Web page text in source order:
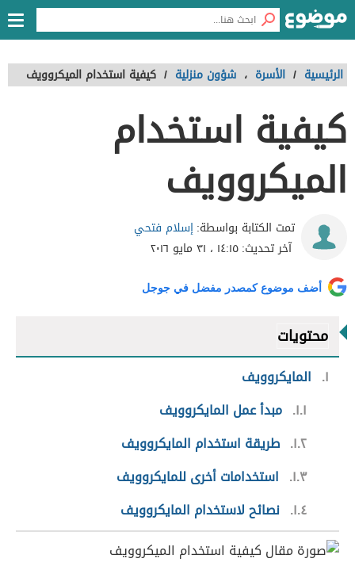
الرئيسية / الأسرة ، شؤون منزلية / كيفية استخدام الميكروويف
كيفية استخدام
الميكروويف
تمت الكتابة بواسطة:إسلام فتحي
آخر تحديث:١٤:١٥ ، ٣١ مايو ٢٠١٦
أضف موضوع كمصدر مفضل في جوجل
محتويات
١
المايكروويف
١.١ مبدأ عمل المايكروويف
١.٢ طريقة استخدام المايكروويف
١.٣
استخدامات أخرى للمايكروويف
١.٤ نصائح لاستخدام المايكروويف